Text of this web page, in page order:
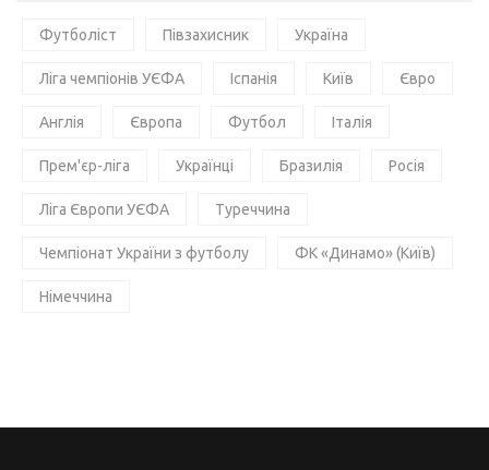
Футболіст Півзахисник Україна
Ліга чемпіонів УЄФА Іспанія Київ Євро
Англія Європа Футбол Італія
Прем'єр-ліга Українці Бразилія Росія
Ліга Європи УЄФА Туреччина
Чемпіонат України з футболу ФК «Динамо» (Київ)
Німеччина